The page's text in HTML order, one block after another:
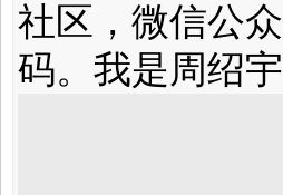
社区，微信公
码。我是周绍